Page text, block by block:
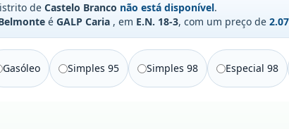
de Castelo Branco não está disponível.
é GALP Caria , em E.N. 18-3, com um preço de
Gasóleo Simples 95 Simples 98 Especial 98